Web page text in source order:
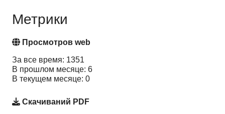
Метрики
Просмотров web
За все время: 1351
В прошлом месяце: 6
В текущем месяце: 0
Скачиваний PDF